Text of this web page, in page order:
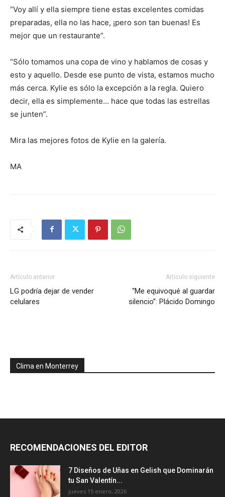
“Voy allí y ella siempre tiene estas excelentes comidas
preparadas, ella no las hace, ¡pero son tan buenas! Es
mejor que un restaurante”.
“Sólo tomamos una copa de vino y hablamos de cosas y
esto y aquello. Desde ese punto de vista, estamos mucho
más cerca. Kylie es sólo la excepción a la regla. Quiero
decir, ella es simplemente… hace que todas las estrellas
se junten”.
Mira las mejores fotos de Kylie en la galería.
MA
Artículo anterior
LG podría dejar de vender
celulares
Artículo siguiente
“Me equivoqué al guardar
silencio”: Plácido Domingo
Clima en Monterrey
RECOMENDACIONES DEL EDITOR
7 Diseños de Uñas en Gelish que Dominarán
tu San Valentín...
jueves 15 enero, 2026